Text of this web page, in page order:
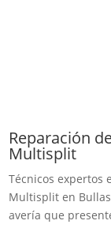
Reparación
Multisplit
Técnicos expertos
Multisplit en
avería que